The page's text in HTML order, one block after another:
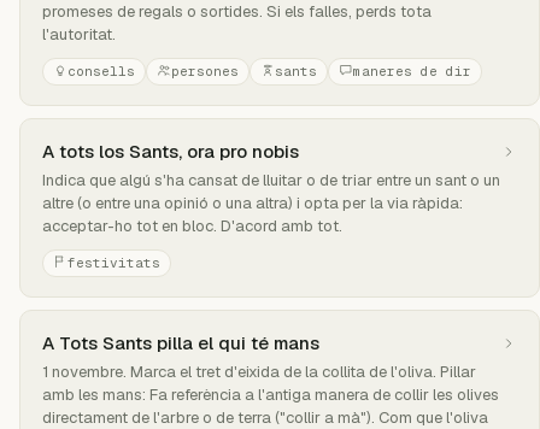
promeses de regals o sortides. Si els falles, perds tota
l'autoritat.
consells persones sants maneres de dir
A tots los Sants, ora pro nobis
Indica que algú s'ha cansat de lluitar o de triar entre un sant o un
altre (o entre una opinió o una altra) i opta per la via ràpida:
acceptar-ho tot en bloc. D'acord amb tot.
festivitats
A Tots Sants pilla el qui té mans
1 novembre. Marca el tret d'eixida de la collita de l'oliva. Pillar
amb les mans: Fa referència a l'antiga manera de collir les olives
directament de l'arbre o de terra ("collir a mà"). Com que l'oliva